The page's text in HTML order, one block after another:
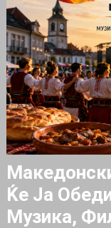
Ќе Ја
Музика,